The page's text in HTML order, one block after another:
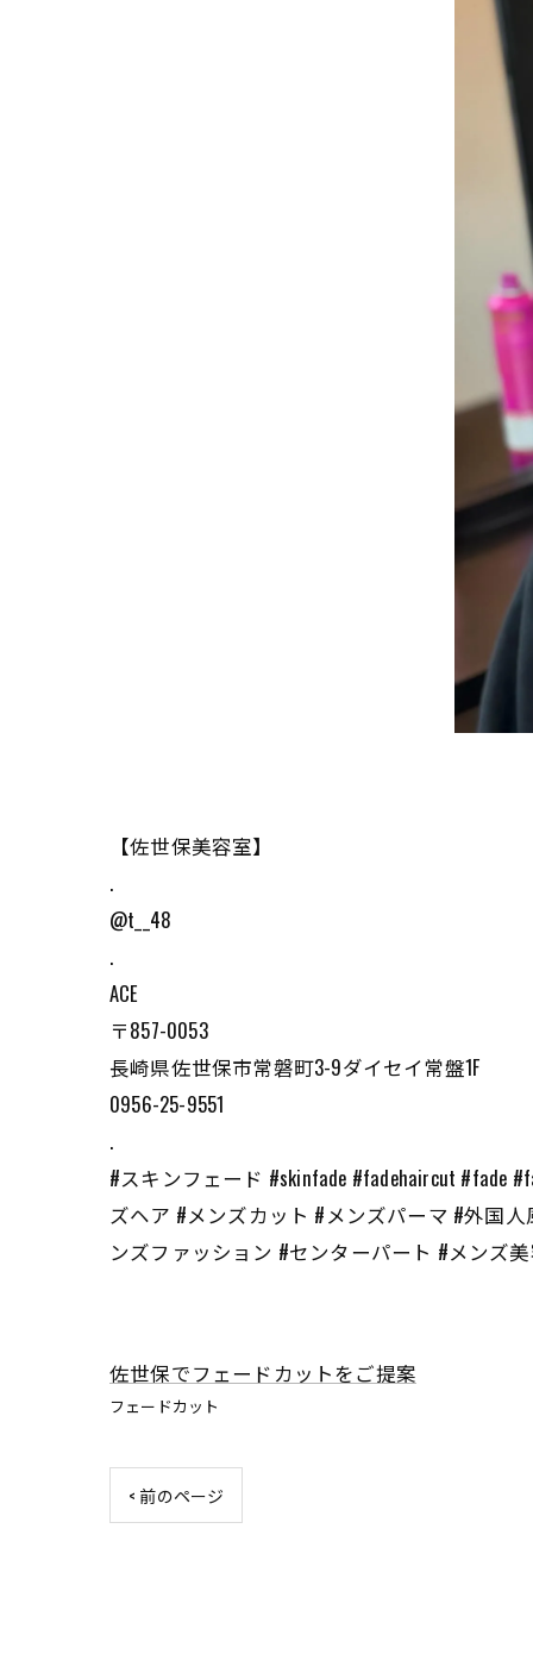
【佐世保美容室】
.
@t__48
.
ACE
〒857-0053
長崎県佐世保市常磐町3-9ダイセイ常盤1F
0956-25-9551
.
#スキンフェード #skinfade #fadehaircut #fade
ズヘア #メンズカット #メンズパーマ #外国
ンズファッション #センターパート #メンズ
佐世保でフェードカットをご提案
フェードカット
< 前のページ